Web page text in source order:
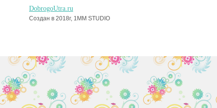
DobrogoUtra.ru
Создан в 2018г, 1MM STUDIO